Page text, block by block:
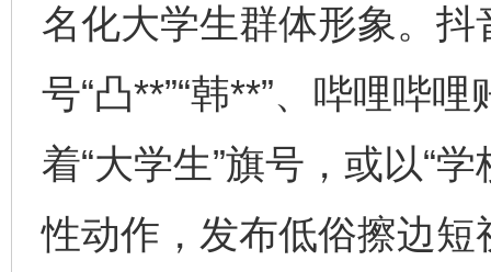
名化大学生群体形象。抖
号“凸**”“韩**”、哔哩哔
着“大学生”旗号，或以“
性动作，发布低俗擦边
完善运行机制助力责任有效落实 一纸欠